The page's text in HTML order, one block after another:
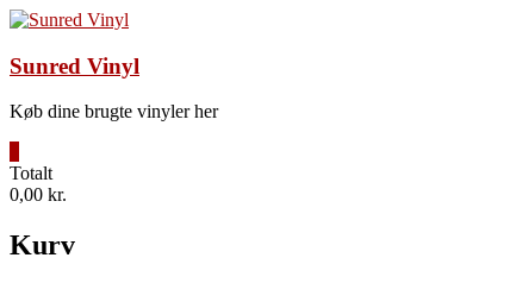
Videre
indhold
Sunred Vinyl
Køb dine brugte vinyler her
Totalt
0,00 kr.
Kurv